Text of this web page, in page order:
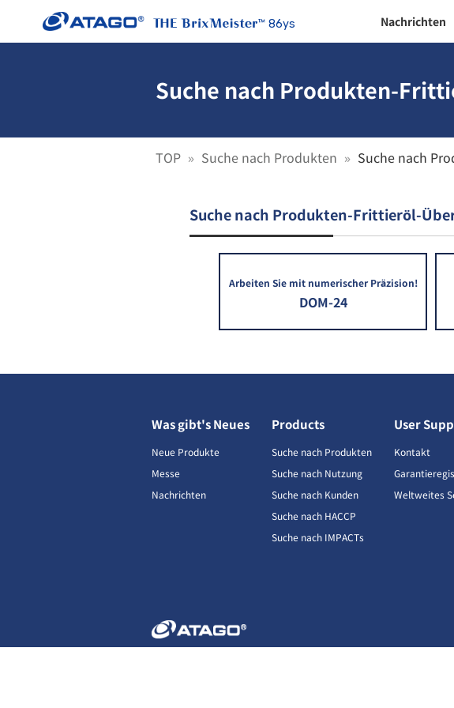
86ys Nachrichten
Suche nach Produkten-
TOP Suche nach Produkten Suche nach
Suche nach Produkten-Frittieröl-
Arbeiten Sie mit numerischer Präzision!
DOM-24
Was gibt's Neues
Neue Produkte
Messe
Nachrichten
Products
Suche nach Produkten
Suche nach Nutzung
Suche nach Kunden
Suche nach HACCP
Suche nach IMPACTs
User
Kontakt
Weltweites